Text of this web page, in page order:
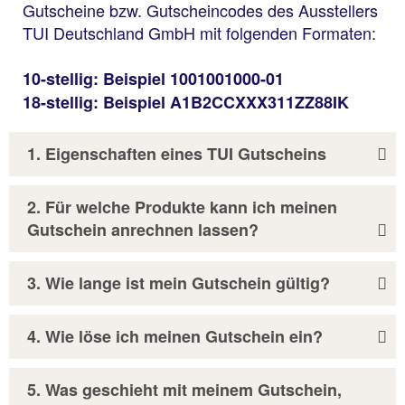
Gutscheine bzw. Gutscheincodes des Ausstellers
TUI Deutschland GmbH mit folgenden Formaten:
10-stellig: Beispiel 1001001000-01
18-stellig: Beispiel A1B2CCXXX311ZZ88IK
1. Eigenschaften eines TUI Gutscheins
2. Für welche Produkte kann ich meinen
Gutschein anrechnen lassen?
3. Wie lange ist mein Gutschein gültig?
4. Wie löse ich meinen Gutschein ein?
5. Was geschieht mit meinem Gutschein,